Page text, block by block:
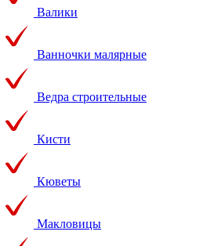
Валики
Ванночки малярные
Ведра строительные
Кисти
Кюветы
Макловицы